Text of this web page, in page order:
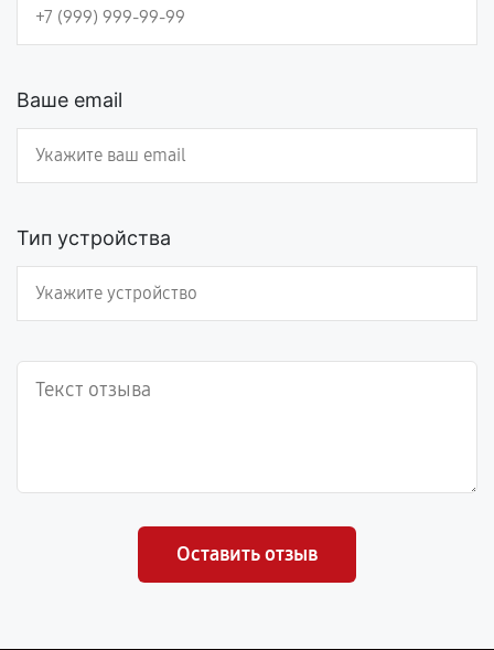
Ваше email
Тип устройства
Оставить отзыв